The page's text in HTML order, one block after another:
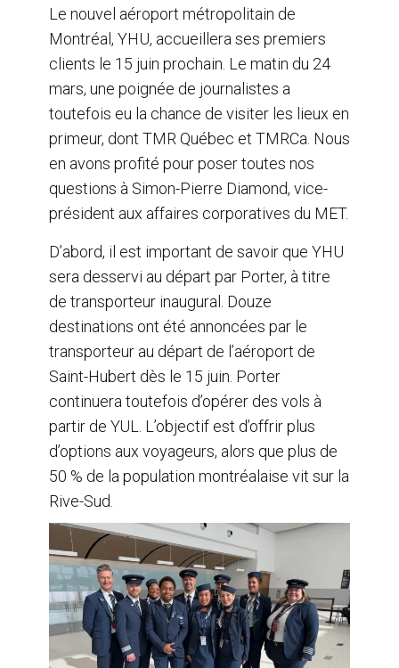
r
e
e
b
o
k
e
d
n
i
l
Le nouvel aéroport métropolitain de
Montréal, YHU, accueillera ses premiers
clients le 15 juin prochain. Le matin du 24
mars, une poignée de journalistes a
toutefois eu la chance de visiter les lieux en
primeur, dont TMR Québec et TMRCa. Nous
en avons profité pour poser toutes nos
questions à Simon-Pierre Diamond, vice-
président aux affaires corporatives du MET.
D’abord, il est important de savoir que YHU
sera desservi au départ par Porter, à titre
de transporteur inaugural. Douze
destinations ont été annoncées par le
transporteur au départ de l’aéroport de
Saint-Hubert dès le 15 juin. Porter
continuera toutefois d’opérer des vols à
partir de YUL. L’objectif est d’offrir plus
d’options aux voyageurs, alors que plus de
50 % de la population montréalaise vit sur la
Rive-Sud.